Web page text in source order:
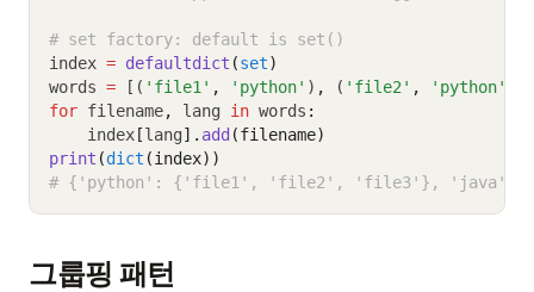
# set factory: default is set()
index = defaultdict (set)
words = [( 'file1' , 'python' ) , ( 'file2' , 'python'
for filename, lang in words :
    index
[lang]. add (filename)
print (dict (index))
# {'python': {'file1', 'file2', 'file3'}, 'java':
그룹핑 패턴